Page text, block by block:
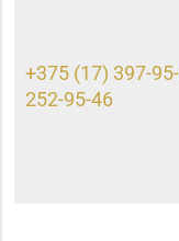
+375 (17) 397-
252-95-46